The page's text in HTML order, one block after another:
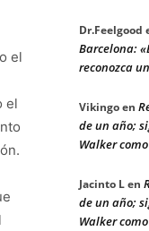
el
el
Dr.Feelgood
Barcelona:
reconozca
Vikingoen
de un año;
Walker
Jacinto Len
de un año;
Walker